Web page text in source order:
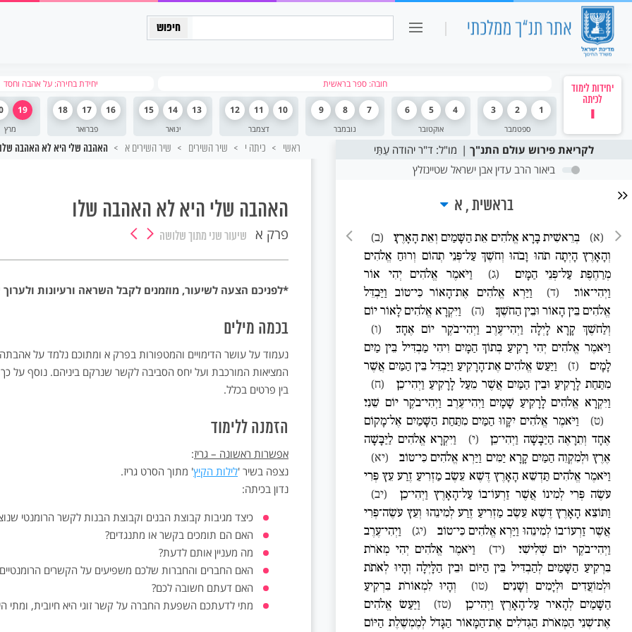
חיפוש:
כיתה ו כיתה יב
יחידות לימוד
לכיתה
י
חובה: ספר בראשית יחידת בחירה: על אהבה וחסד
ספטמבר
1
2
3
אוקטובר
4
5
6
נובמבר
7
8
9
דצמבר
10
11
12
ינואר
13
14
15
פברואר
16
17
18
מרץ
19
לקריאת פירוש עולם התנ"ך
מו"ל: ד"ר יהודה עַתַּי
ביאור הרב עדין אבן ישראל שטיינזלץ
בראשית א
(א) בְּרֵאשִׁית בָּרָא אֱלֹהִים אֵת הַשָּׁמַיִם וְאֵת הָאָרֶץ׃
(ב)
וְהָאָרֶץ הָיְתָה תֹהוּ וָבֹהוּ וְחֹשֶׁךְ עַל־פְּנֵי תְהוֹם וְרוּחַ אֱלֹהִים
מְרַחֶפֶת עַל־פְּנֵי הַמָּיִם׃
(ג)
וַיֹּאמֶר אֱלֹהִים יְהִי אוֹר
וַיְהִי־אוֹר׃
(ד)
וַיַּרְא אֱלֹהִים אֶת־הָאוֹר כִּי־טוֹב וַיַּבְדֵּל
אֱלֹהִים בֵּין הָאוֹר וּבֵין הַחֹשֶׁךְ׃
(ה)
וַיִּקְרָא אֱלֹהִים לָאוֹר יוֹם
וְלַחֹשֶׁךְ קָרָא לָיְלָה וַיְהִי־עֶרֶב וַיְהִי־בֹקֶר יוֹם אֶחָד׃
(ו)
וַיֹּאמֶר אֱלֹהִים יְהִי רָקִיעַ בְּתוֹךְ הַמָּיִם וִיהִי מַבְדִּיל בֵּין מַיִם
לָמָיִם׃
(ז)
וַיַּעַשׂ אֱלֹהִים אֶת־הָרָקִיעַ וַיַּבְדֵּל בֵּין הַמַּיִם אֲשֶׁר
מִתַּחַת לָרָקִיעַ וּבֵין הַמַּיִם אֲשֶׁר מֵעַל לָרָקִיעַ וַיְהִי־כֵן׃
(ח)
וַיִּקְרָא אֱלֹהִים לָרָקִיעַ שָׁמָיִם וַיְהִי־עֶרֶב וַיְהִי־בֹקֶר יוֹם שֵׁנִי׃
(ט)
וַיֹּאמֶר אֱלֹהִים יִקָּווּ הַמַּיִם מִתַּחַת הַשָּׁמַיִם אֶל־מָקוֹם
אֶחָד וְתֵרָאֶה הַיַּבָּשָׁה וַיְהִי־כֵן׃
(י)
וַיִּקְרָא אֱלֹהִים לַיַּבָּשָׁה
אֶרֶץ וּלְמִקְוֵה הַמַּיִם קָרָא יַמִּים וַיַּרְא אֱלֹהִים כִּי־טוֹב׃
(יא)
וַיֹּאמֶר אֱלֹהִים תַּדְשֵׁא הָאָרֶץ דֶּשֶׁא עֵשֶׂב מַזְרִיעַ זֶרַע עֵץ פְּרִי
עֹשֶׂה פְּרִי לְמִינוֹ אֲשֶׁר זַרְעוֹ־בוֹ עַל־הָאָרֶץ וַיְהִי־כֵן׃
(יב)
וַתּוֹצֵא הָאָרֶץ דֶּשֶׁא עֵשֶׂב מַזְרִיעַ זֶרַע לְמִינֵהוּ וְעֵץ עֹשֶׂה־פְּרִי
אֲשֶׁר זַרְעוֹ־בוֹ לְמִינֵהוּ וַיַּרְא אֱלֹהִים כִּי־טוֹב׃
(יג)
וַיְהִי־עֶרֶב
וַיְהִי־בֹקֶר יוֹם שְׁלִישִׁי׃
(יד)
וַיֹּאמֶר אֱלֹהִים יְהִי מְאֹרֹת
בִּרְקִיעַ הַשָּׁמַיִם לְהַבְדִּיל בֵּין הַיּוֹם וּבֵין הַלָּיְלָה וְהָיוּ לְאֹתֹת
וּלְמוֹעֲדִים וּלְיָמִים וְשָׁנִים׃
(טו)
וְהָיוּ לִמְאוֹרֹת בִּרְקִיעַ
הַשָּׁמַיִם לְהָאִיר עַל־הָאָרֶץ וַיְהִי־כֵן׃
(טז)
וַיַּעַשׂ אֱלֹהִים
אֶת־שְׁנֵי הַמְּאֹרֹת הַגְּדֹלִים אֶת־הַמָּאוֹר הַגָּדֹל לְמֶמְשֶׁלֶת הַיּוֹם
ראשי כיתה י שיר השירים שיר השירים א האהבה שלי היא לא האהבה שלו
האהבה שלי היא לא האהבה שלו
פרק א שיעור שני מתוך שלושה
*לפניכם הצעה לשיעור, מוזמנים לקבל השראה ורעיונות
בכמה מילים
נעמוד על עושר הדימויים והמטפורות בפרק א ומתוכם נלמד על
המציאות המורכבת ועל יחס הסביבה לקשר שנרקם ביניהם. נוסף על
בין פרטים בכלל.
הזמנה ללימוד
אפשרות ראשונה – גריז:
נצפה בשיר 'לילות הקיץ' מתוך הסרט גריז.
נדון בכיתה:
כיצד מגיבות קבוצת הבנים וקבוצת הבנות לקשר הרומנטי
האם הם תומכים בקשר או מתנגדים?
מה מעניין אותם לדעת?
האם החברים והחברות שלכם משפיעים על הקשרים
האם דעתם חשובה לכם?
מתי לדעתכם השפעת החברה על קשר זוגי היא חיובית, ומתי